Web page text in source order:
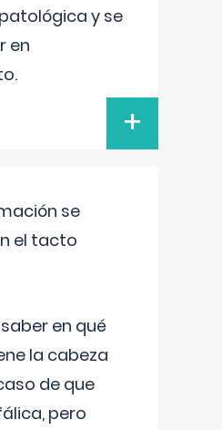
y se
en
+
se
el tacto
en qué
la cabeza
de que
pero